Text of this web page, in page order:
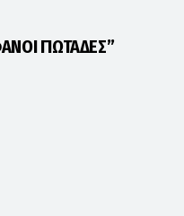
ΓΙΩΤΑΔΕΣ”